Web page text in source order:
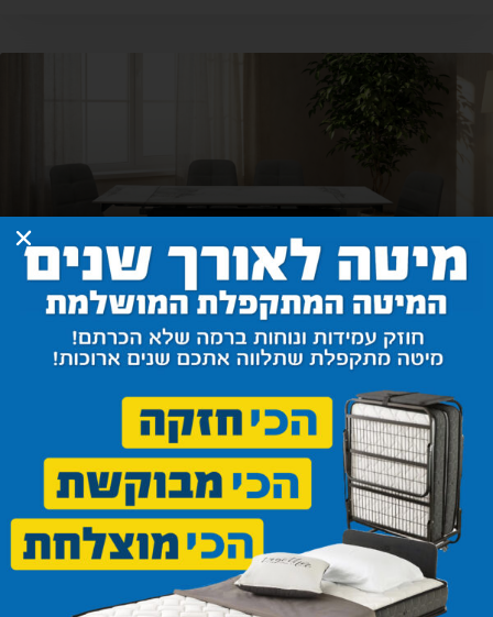
שולחן הארכה המושלם למקסימום
חלל
שולחנות אוכל נפתחים מאפשרים לבתים בישראל להישאר
גמישים ומתאימים עצמם
קרא עוד